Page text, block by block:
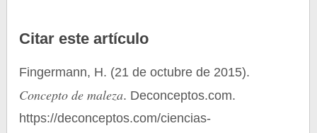
Citar este artículo
Fingermann, H. (21 de octubre de 2015).
Concepto de maleza. Deconceptos.com.
https://deconceptos.com/ciencias-